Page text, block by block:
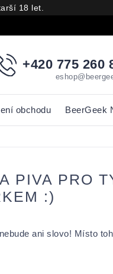
18 let.
+420 775 260
obchodu BeerGeek
PIVA PRO
:)
ani slovo! Místo